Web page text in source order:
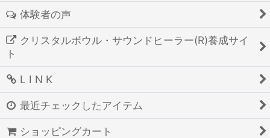
体験者の声
クリスタルボウル・サウンドヒーラー(R)養成サイ
ト
L I N K
最近チェックしたアイテム
ショッピングカート